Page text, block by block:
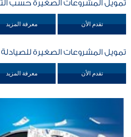
تمويل المشروعات الصغيرة حسب
تقدم الأن معرفة المزيد
تمويل المشروعات الصغيرة للصيادلة
تقدم الأن معرفة المزيد